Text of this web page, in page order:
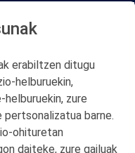
erabiltzen ditugu
zure
barne.
daiteke, zure gailuak